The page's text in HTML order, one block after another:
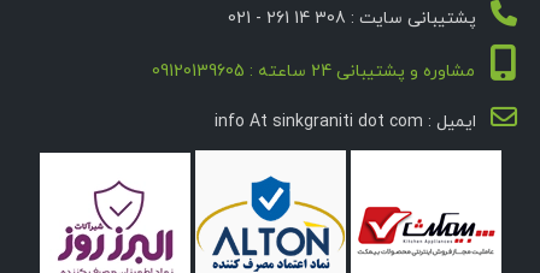
پشتیبانی سایت : 308 14 261 - 021
مشاوره و پشتیبانی 24 ساعته : 09120139605
ایمیل : info At sinkgraniti dot com